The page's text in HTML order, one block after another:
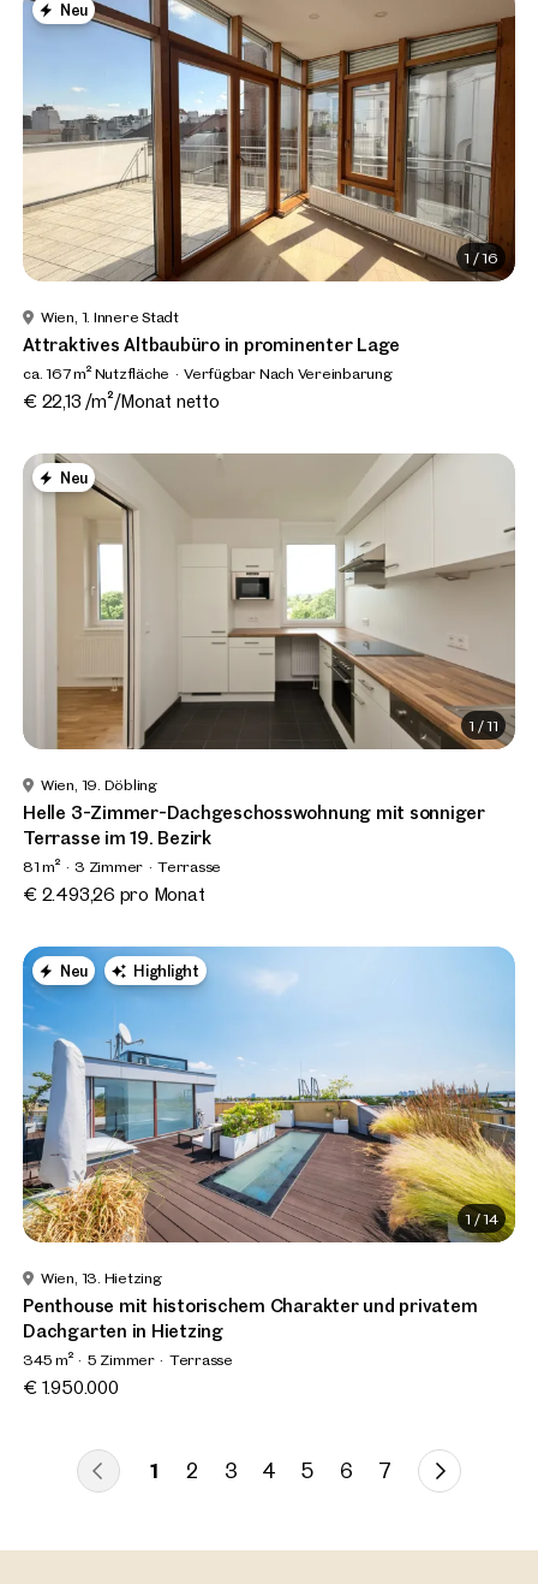
Neu
1/16
Wien, 1. Innere Stadt
Attraktives Altbaubüro in prominenter Lage
ca. 167 m² Nutzfläche Verfügbar Nach Vereinbarung
€ 22,13 /m²/Monat netto
Neu
1 /11
Wien, 19. Döbling
Helle 3-Zimmer-Dachgeschosswohnung mit sonniger
Terrasse im 19. Bezirk
81 m² 3 Zimmer Terrasse
€ 2.493,26 pro Monat
Neu Highlight
1/14
Wien, 13. Hietzing
Penthouse mit historischem Charakter und privatem
Dachgarten in Hietzing
345 m² 5 Zimmer Terrasse
€ 1.950.000
1 2 3 4 5 6 7